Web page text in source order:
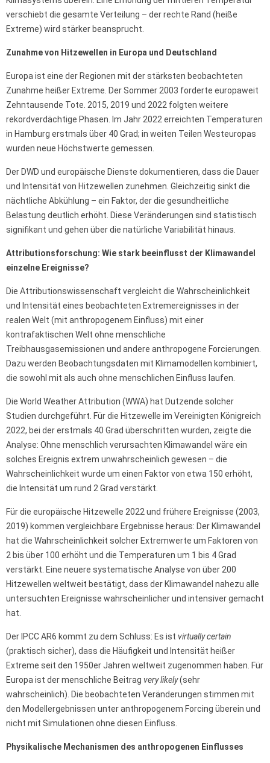
verschiebt die gesamte Verteilung – der rechte Rand (heiße
Extreme) wird stärker beansprucht.
Zunahme von Hitzewellen in Europa und Deutschland
Europa ist eine der Regionen mit der stärksten beobachteten
Zunahme heißer Extreme. Der Sommer 2003 forderte europaweit
Zehntausende Tote. 2015, 2019 und 2022 folgten weitere
rekordverdächtige Phasen. Im Jahr 2022 erreichten Temperaturen
in Hamburg erstmals über 40 Grad; in weiten Teilen Westeuropas
wurden neue Höchstwerte gemessen.
Der DWD und europäische Dienste dokumentieren, dass die Dauer
und Intensität von Hitzewellen zunehmen. Gleichzeitig sinkt die
nächtliche Abkühlung – ein Faktor, der die gesundheitliche
Belastung deutlich erhöht. Diese Veränderungen sind statistisch
signifikant und gehen über die natürliche Variabilität hinaus.
Attributionsforschung: Wie stark beeinflusst der Klimawandel
einzelne Ereignisse?
Die Attributionswissenschaft vergleicht die Wahrscheinlichkeit
und Intensität eines beobachteten Extremereignisses in der
realen Welt (mit anthropogenem Einfluss) mit einer
kontrafaktischen Welt ohne menschliche
Treibhausgasemissionen und andere anthropogene Forcierungen.
Dazu werden Beobachtungsdaten mit Klimamodellen kombiniert,
die sowohl mit als auch ohne menschlichen Einfluss laufen.
Die World Weather Attribution (WWA) hat Dutzende solcher
Studien durchgeführt. Für die Hitzewelle im Vereinigten Königreich
2022, bei der erstmals 40 Grad überschritten wurden, zeigte die
Analyse: Ohne menschlich verursachten Klimawandel wäre ein
solches Ereignis extrem unwahrscheinlich gewesen – die
Wahrscheinlichkeit wurde um einen Faktor von etwa 150 erhöht,
die Intensität um rund 2 Grad verstärkt.
Für die europäische Hitzewelle 2022 und frühere Ereignisse (2003,
2019) kommen vergleichbare Ergebnisse heraus: Der Klimawandel
hat die Wahrscheinlichkeit solcher Extremwerte um Faktoren von
2 bis über 100 erhöht und die Temperaturen um 1 bis 4 Grad
verstärkt. Eine neuere systematische Analyse von über 200
Hitzewellen weltweit bestätigt, dass der Klimawandel nahezu alle
untersuchten Ereignisse wahrscheinlicher und intensiver gemacht
hat.
Der IPCC AR6 kommt zu dem Schluss: Es ist virtually certain
(praktisch sicher), dass die Häufigkeit und Intensität heißer
Extreme seit den 1950er Jahren weltweit zugenommen haben. Für
Europa ist der menschliche Beitrag very likely(sehr
wahrscheinlich). Die beobachteten Veränderungen stimmen mit
den Modellergebnissen unter anthropogenem Forcing überein und
nicht mit Simulationen ohne diesen Einfluss.
Physikalische Mechanismen des anthropogenen Einflusses